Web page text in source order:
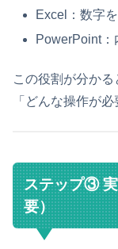
Excel：数字
PowerPoint：
この役割が分かる
「どんな操作が
ステップ③
要）